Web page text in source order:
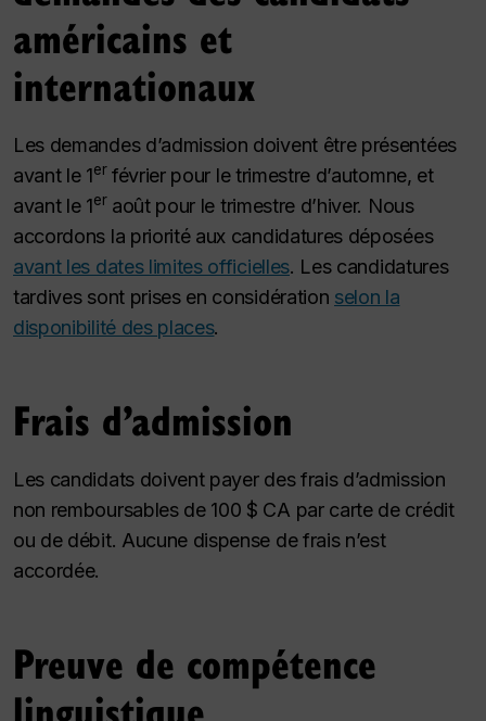
américains et
internationaux
Les demandes d’admission doivent être présentées
avant le 1er février pour le trimestre d’automne, et
avant le 1er août pour le trimestre d’hiver. Nous
accordons la priorité aux candidatures déposées
avant les dates limites officielles. Les candidatures
tardives sont prises en considération selon la
disponibilité des places.
Frais d’admission
Les candidats doivent payer des frais d’admission
non remboursables de 100 $ CA par carte de crédit
ou de débit. Aucune dispense de frais n’est
accordée.
Preuve de compétence